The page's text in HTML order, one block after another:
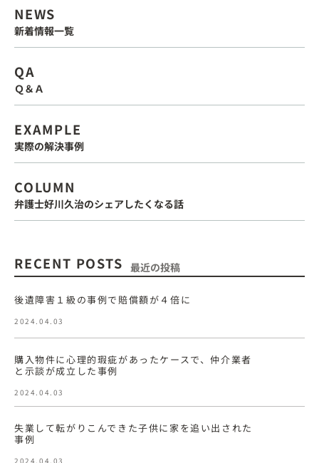
NEWS
新着情報一覧
QA
Ｑ＆Ａ
EXAMPLE
実際の解決事例
COLUMN
弁護士好川久治のシェアしたくなる話
RECENT POSTS 最近の投稿
後遺障害１級の事例で賠償額が４倍に
2024.04.03
購入物件に心理的瑕疵があったケースで、仲介業者
と示談が成立した事例
2024.04.03
失業して転がりこんできた子供に家を追い出された
事例
2024.04.03